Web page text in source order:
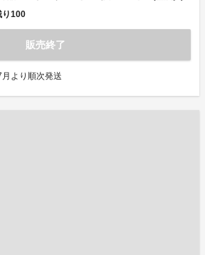
100
販売終了
より順次発送